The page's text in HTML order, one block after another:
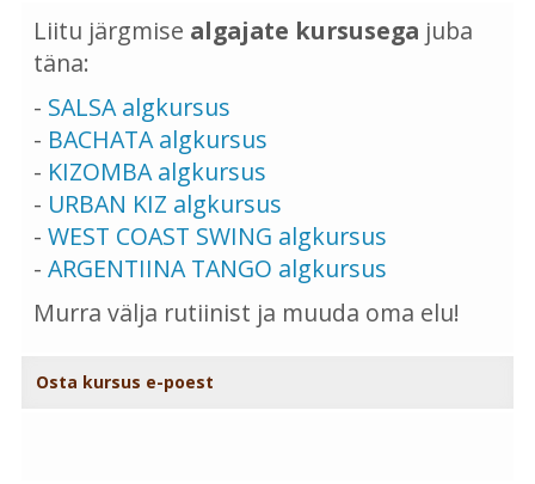
Liitu järgmise algajate kursusega juba
täna:
- SALSA algkursus
- BACHATA algkursus
- KIZOMBA algkursus
- URBAN KIZ algkursus
- WEST COAST SWING algkursus
- ARGENTIINA TANGO algkursus
Murra välja rutiinist ja muuda oma elu!
Osta kursus e-poest